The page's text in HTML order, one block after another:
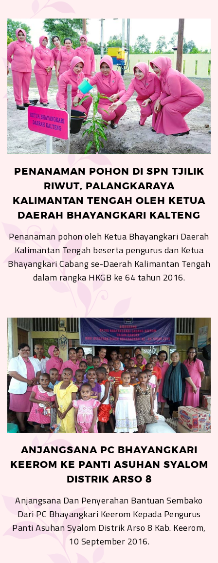
PENANAMAN POHON DI SPN TJILIK
RIWUT, PALANGKARAYA
KALIMANTAN TENGAH OLEH KETUA
DAERAH BHAYANGKARI KALTENG
Penanaman pohon oleh Ketua Bhayangkari Daerah
Kalimantan Tengah beserta pengurus dan Ketua
Bhayangkari Cabang se-Daerah Kalimantan Tengah
dalam rangka HKGB ke 64 tahun 2016.
ANJANGSANA PC BHAYANGKARI
KEEROM KE PANTI ASUHAN SYALOM
DISTRIK ARSO 8
Anjangsana Dan Penyerahan Bantuan Sembako
Dari PC Bhayangkari Keerom Kepada Pengurus
Panti Asuhan Syalom Distrik Arso 8 Kab. Keerom,
10 September 2016.